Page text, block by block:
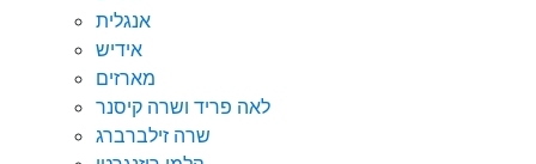
אנגלית
אידיש
מארזים
לאה פריד ושרה קיסנר
שרה זילברברג